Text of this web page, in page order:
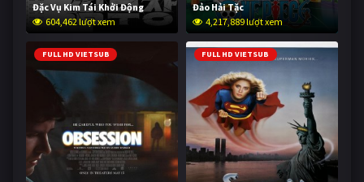
Đặc Vụ Kim Tái Khởi Động
604,462 lượt xem
Đảo Hải Tặc
4,217,889 lượt xem
FULL HD VIETSUB FULL HD VIETSUB